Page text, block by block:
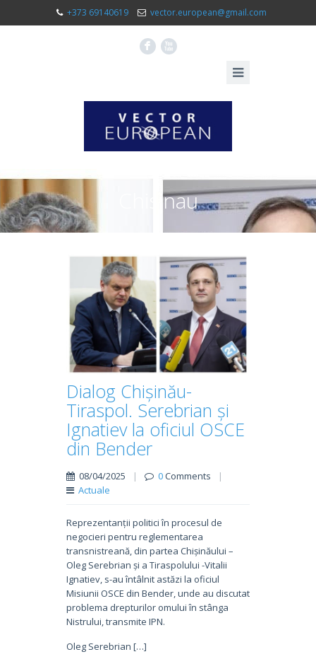
+373 69140619 vector.european@gmail.com
F X
Chisinau
Dialog Chișinău-
Tiraspol. Serebrian și
Ignatiev la oficiul OSCE
din Bender
08/04/2025 | 0Comments
|
Actuale
Reprezentanții politici în procesul de
negocieri pentru reglementarea
transnistreană, din partea Chișinăului –
Oleg Serebrian și a Tiraspolului -Vitalii
Ignatiev, s-au întâlnit astăzi la oficiul
Misiunii OSCE din Bender, unde au discutat
problema drepturilor omului în stânga
Nistrului, transmite IPN.
Oleg Serebrian […]